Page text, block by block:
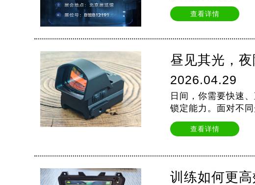
查看详情
昼见其光，
2026.04.29
日间，你需要快速
锁定能力。面对不
查看详情
训练如何更